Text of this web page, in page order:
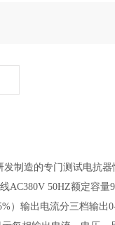
制造的专门测试电抗
AC380V 50HZ额定容
）输出电流分三档输